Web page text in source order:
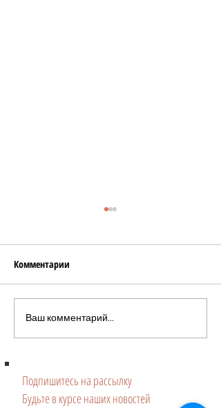
Грузинская закуска из
баклажан
Комментарии
Ваш комментарий...
Подпишитесь на рассылку
Будьте в курсе наших новостей